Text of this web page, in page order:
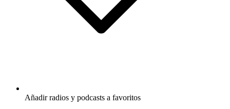
Añadir radios y podcasts a favoritos